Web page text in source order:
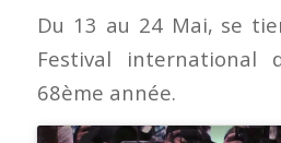
Du 13 au 24 Mai, se
Festival international
68ème année.